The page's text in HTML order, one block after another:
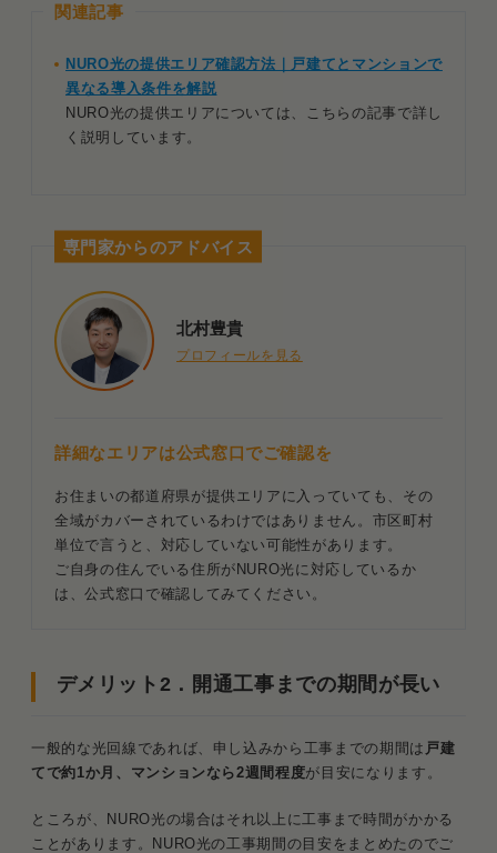
関連記事
NURO光の提供エリア確認方法｜戸建てとマンションで
異なる導入条件を解説
NURO光の提供エリアについては、こちらの記事で詳し
く説明しています。
専門家からのアドバイス
北村豊貴
プロフィールを見る
詳細なエリアは公式窓口でご確認を
お住まいの都道府県が提供エリアに入っていても、その
全域がカバーされているわけではありません。市区町村
単位で言うと、対応していない可能性があります。
ご自身の住んでいる住所がNURO光に対応しているか
は、公式窓口で確認してみてください。
デメリット2．開通工事までの期間が長い
一般的な光回線であれば、申し込みから工事までの期間は 戸建
てで約1か月、マンションなら2週間程度が目安になります。
ところが、NURO光の場合はそれ以上に工事まで時間がかかる
ことがあります。NURO光の工事期間の目安をまとめたのでご